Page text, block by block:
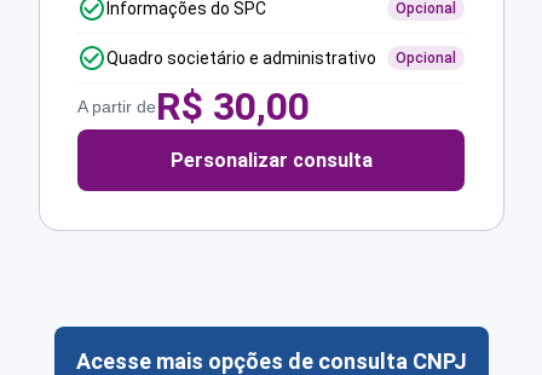
Informações do SPC Opcional
Quadro societário e administrativo Opcional
A partir deR$ 30,00
Personalizar consulta
Acesse mais opções de consulta CNPJ